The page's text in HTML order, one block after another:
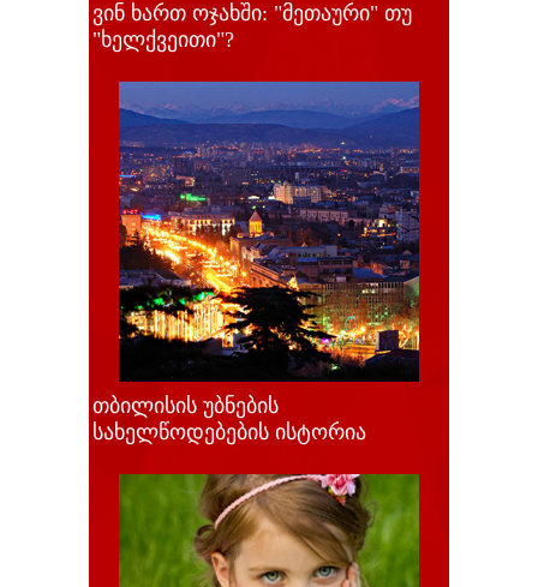
ვინ ხართ ოჯახში: "მეთაური" თუ
"ხელქვეითი"?
თბილისის უბნების
სახელწოდებების ისტორია